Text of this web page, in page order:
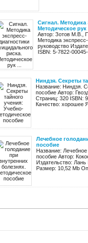
Сигнал. Методика
Методическое рук
Автор: Зотов М.В.,
Методика
руководство
ISBN: 5-7822-
Ниндзя. Секреты
Название: Ниндзя.
пособие Автор:
Страниц: 320 ISBN:
Качество: хорошее
Лечебное
пособие
Название:
пособие Автор:
Издательство:
Размер: 10,52 Mb